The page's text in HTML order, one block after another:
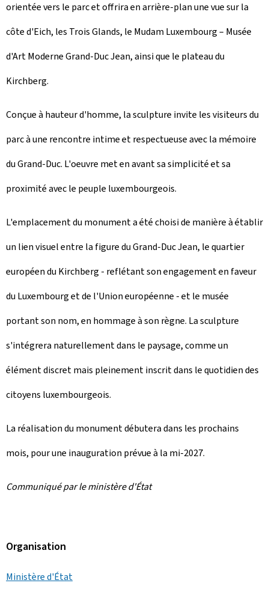
orientée vers le parc et offrira en arrière-plan une vue sur la
côte d'Eich, les Trois Glands, le Mudam Luxembourg – Musée
d'Art Moderne Grand-Duc Jean, ainsi que le plateau du
Kirchberg.
Conçue à hauteur d'homme, la sculpture invite les visiteurs du
parc à une rencontre intime et respectueuse avec la mémoire
du Grand-Duc. L'oeuvre met en avant sa simplicité et sa
proximité avec le peuple luxembourgeois.
L'emplacement du monument a été choisi de manière à établir
un lien visuel entre la figure du Grand-Duc Jean, le quartier
européen du Kirchberg - reflétant son engagement en faveur
du Luxembourg et de l'Union européenne - et le musée
portant son nom, en hommage à son règne. La sculpture
s'intégrera naturellement dans le paysage, comme un
élément discret mais pleinement inscrit dans le quotidien des
citoyens luxembourgeois.
La réalisation du monument débutera dans les prochains
mois, pour une inauguration prévue à la mi-2027.
Communiqué par le ministère d'État
Organisation
Ministère d'État